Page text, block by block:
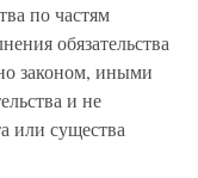
по частям
обязательства
законом, иными
и не
или существа